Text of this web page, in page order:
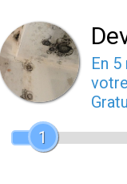
En
1